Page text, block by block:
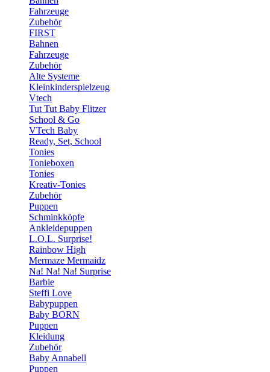
Fahrzeuge
Zubehör
FIRST
Bahnen
Fahrzeuge
Zubehör
Alte Systeme
Kleinkinderspielzeug
Vtech
Tut Tut Baby Flitzer
School & Go
VTech Baby
Ready, Set, School
Tonies
Tonieboxen
Tonies
Kreativ-Tonies
Zubehör
Puppen
Schminkköpfe
Ankleidepuppen
L.O.L. Surprise!
Rainbow High
Mermaze Mermaidz
Na! Na! Na! Surprise
Barbie
Steffi Love
Babypuppen
Baby BORN
Puppen
Kleidung
Zubehör
Baby Annabell
Puppen